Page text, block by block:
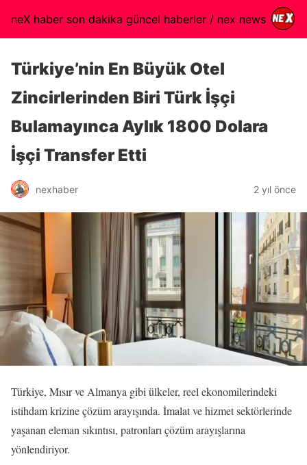
neX haber son dakika güncel haberler / nex news
Türkiye’nin En Büyük Otel
Zincirlerinden Biri Türk İşçi
Bulamayınca Aylık 1800 Dolara
İşçi Transfer Etti
nexhaber 2 yıl önce
Türkiye, Mısır ve Almanya gibi ülkeler, reel ekonomilerindeki
istihdam krizine çözüm arayışında. İmalat ve hizmet sektörlerinde
yaşanan eleman sıkıntısı, patronları çözüm arayışlarına
yönlendiriyor.